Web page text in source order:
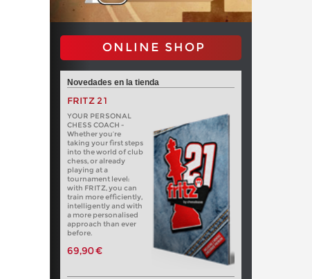
ONLINE SHOP
Novedades en la tienda
FRITZ 21
YOUR PERSONAL
CHESS COACH -
Whether you’re
taking your first steps
into the world of club
chess, or already
playing at a
tournament level:
with FRITZ, you can
train more efficiently,
intelligently and with
a more personalised
approach than ever
before.
69,90 €